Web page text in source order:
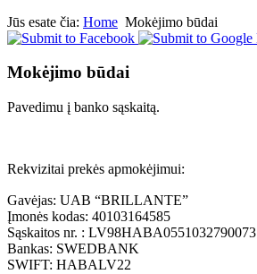
Jūs esate čia: Home Mokėjimo būdai
Mokėjimo būdai
Pavedimu į banko sąskaitą.
Rekvizitai prekės apmokėjimui:
Gavėjas: UAB “BRILLANTE”
Įmonės kodas: 40103164585
Sąskaitos nr. : LV98HABA0551032790073
Bankas: SWEDBANK
SWIFT: HABALV22